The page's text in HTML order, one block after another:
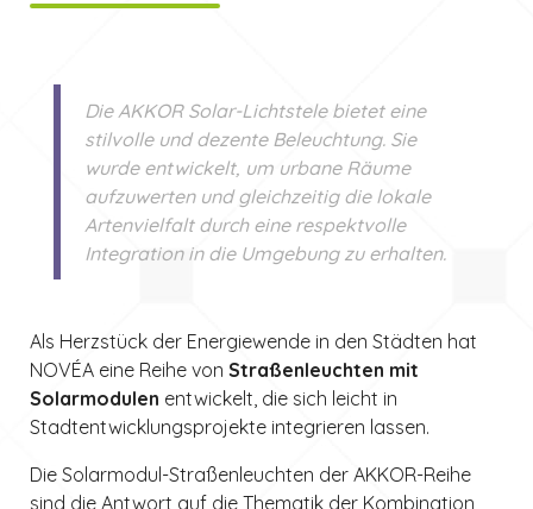
Die AKKOR Solar-Lichtstele bietet eine
stilvolle und dezente Beleuchtung. Sie
wurde entwickelt, um urbane Räume
aufzuwerten und gleichzeitig die lokale
Artenvielfalt durch eine respektvolle
Integration in die Umgebung zu erhalten.
Als Herzstück der Energiewende in den Städten hat
NOVÉA eine Reihe von Straßenleuchten mit
Solarmodulen entwickelt, die sich leicht in
Stadtentwicklungsprojekte integrieren lassen.
Die Solarmodul-Straßenleuchten der AKKOR-Reihe
sind die Antwort auf die Thematik der Kombination